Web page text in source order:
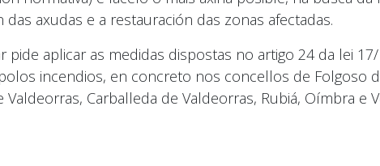
axudas e a restauración das zonas afectadas.
aplicar as medidas dispostas no artigo 24 da lei
incendios, en concreto nos concellos de Folgoso
Carballeda de Valdeorras, Rubiá, Oímbra e